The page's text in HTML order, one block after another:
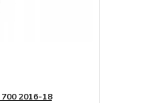
2016-18